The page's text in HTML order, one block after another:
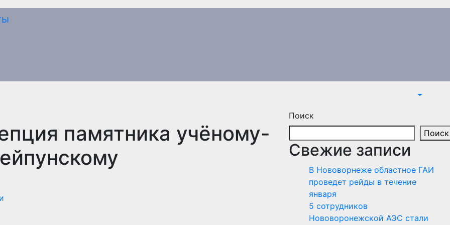
памятника учёному-
Поиск
Поиск
Свежие записи
В Нововорнеже областное ГАИ
проведет рейды в течение
января
5 сотрудников
Нововоронежской АЭС стали